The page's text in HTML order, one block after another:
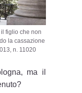
figlio che non
la cassazione
n. 11020
ma il